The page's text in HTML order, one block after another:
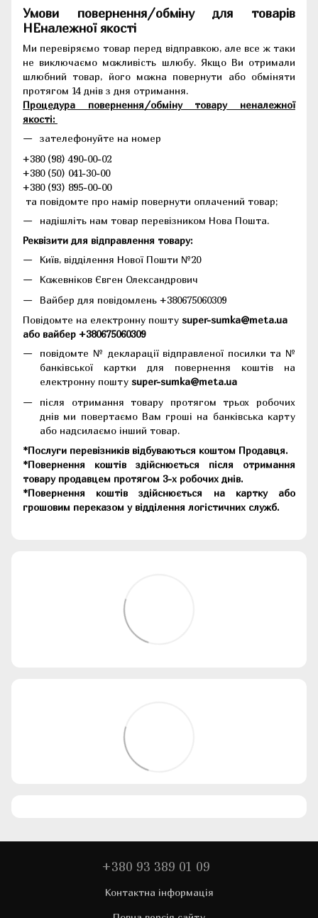
Умови повернення/обміну для товарів
НЕналежної якості
Ми перевіряємо товар перед відправкою, але все ж таки
не виключаємо можливість шлюбу. Якщо Ви отримали
шлюбний товар, його можна повернути або обміняти
протягом 14 днів з дня отримання.
Процедура повернення/обміну товару неналежної
якості:
зателефонуйте на номер
+380 (98) 490-00-02
+380 (50) 041-30-00
+380 (93) 895-00-00
та повідомте про намір повернути оплачений товар;
надішліть нам товар перевізником Нова Пошта.
Реквізити для відправлення товару:
Київ, відділення Нової Пошти №20
Кожевніков Євген Олександрович
Вайбер для повідомлень +380675060309
Повідомте на електронну пошту super-sumka@meta.ua
або вайбер +380675060309
повідомте № декларації відправленої посилки та №
банківської картки для повернення коштів на
електронну пошту super-sumka@meta.ua
після отримання товару протягом трьох робочих
днів ми повертаємо Вам гроші на банківська карту
або надсилаємо інший товар.
*Послуги перевізників відбуваються коштом Продавця.
*Повернення коштів здійснюється після отримання
товару продавцем протягом 3-х робочих днів.
*Повернення коштів здійснюється на картку або
грошовим переказом у відділення логістичних служб.
+380 93 389 01 09
Контактна інформація